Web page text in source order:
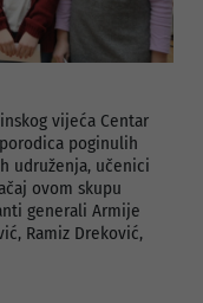
vijeća Centar
poginulih
udruženja, učenici
ovom skupu
generali Armije
Ramiz Dreković,